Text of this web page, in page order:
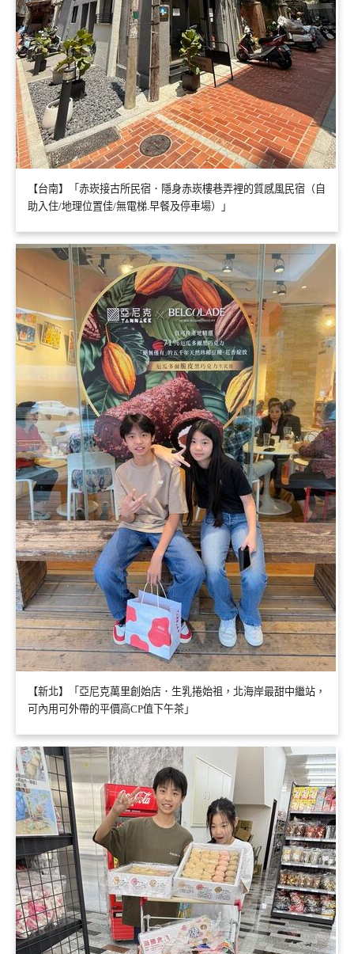
【台南】「赤崁接古所民宿．隱身赤崁樓巷弄裡的質感風民宿（自
助入住/地理位置佳/無電梯.早餐及停車場）」
【新北】「亞尼克萬里創始店．生乳捲始祖，北海岸最甜中繼站，
可內用可外帶的平價高CP值下午茶」